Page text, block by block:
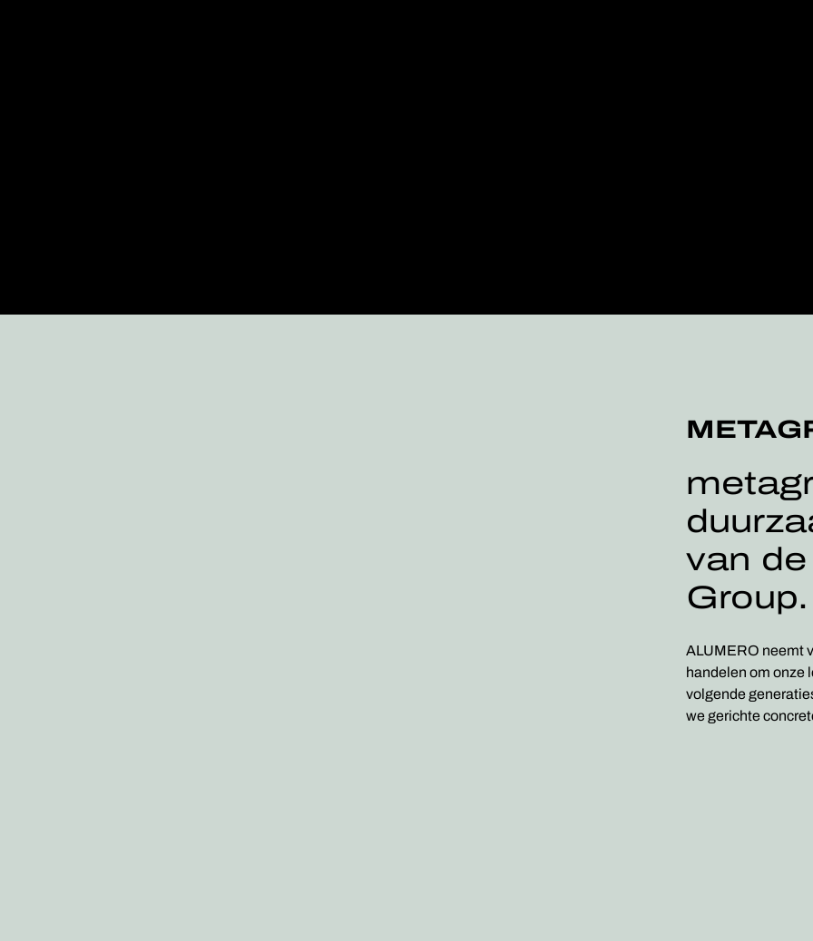
van
Group.
ALUMERO neemt
handelen om onze
volgende
we gerichte